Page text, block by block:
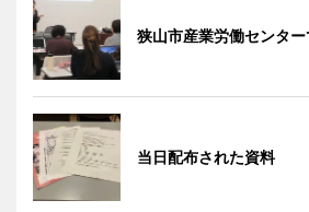
狭山市産業労働センタ
当日配布された資料